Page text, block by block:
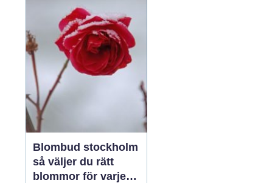
känns fel. Ge...
Blombud stockholm
så väljer du rätt
blommor för varje